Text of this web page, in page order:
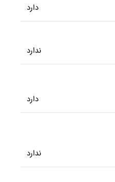
دارد
ندارد
دارد
ندارد